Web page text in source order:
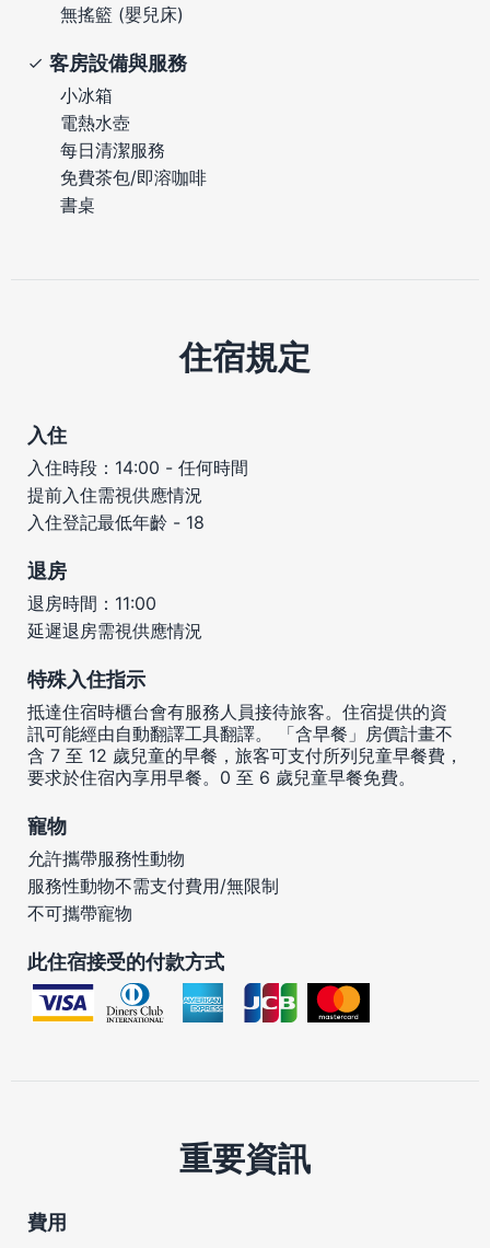
無搖籃 (嬰兒床)
客房設備與服務
小冰箱
電熱水壺
每日清潔服務
免費茶包/即溶咖啡
書桌
住宿規定
入住
入住時段：14:00 - 任何時間
提前入住需視供應情況
入住登記最低年齡 - 18
退房
退房時間：11:00
延遲退房需視供應情況
特殊入住指示
抵達住宿時櫃台會有服務人員接待旅客。住宿提供的資
訊可能經由自動翻譯工具翻譯。 「含早餐」房價計畫不
含 7 至 12 歲兒童的早餐，旅客可支付所列兒童早餐費，
要求於住宿內享用早餐。0 至 6 歲兒童早餐免費。
寵物
允許攜帶服務性動物
服務性動物不需支付費用/無限制
不可攜帶寵物
此住宿接受的付款方式
重要資訊
費用